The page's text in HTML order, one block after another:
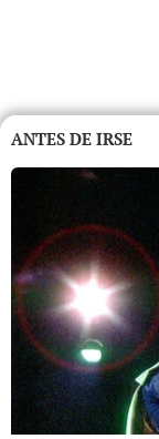
ANTES DE IRSE